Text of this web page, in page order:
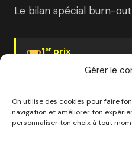
Gérer le
On utilise des cookies pour faire
navigation et améliorer ton
personnaliser ton choix à tout
Le bilan spécial burn-out
1er prix